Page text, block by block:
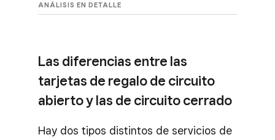
ANÁLISIS EN DETALLE
Las diferencias entre las
tarjetas de regalo de circuito
abierto y las de circuito cerrado
Hay dos tipos distintos de servicios de